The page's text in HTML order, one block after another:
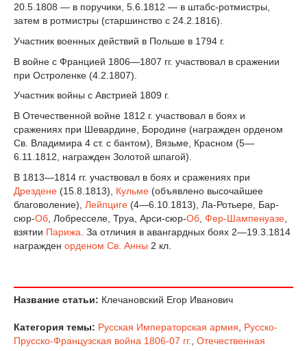
20.5.1808 — в поручики, 5.6.1812 — в штабс-ротмистры,
затем в ротмистры (старшинство с 24.2.1816).
Участник военных действий в Польше в 1794 г.
В войне с Францией 1806—1807 гг. участвовал в сражении
при Остроленке (4.2.1807).
Участник войны с Австрией 1809 г.
В Отечественной войне 1812 г. участвовал в боях и
сражениях при Шевардине, Бородине (награжден орденом
Св. Владимира 4 ст. с бантом), Вязьме, Красном (5—
6.11.1812, награжден Золотой шпагой).
В 1813—1814 гг. участвовал в боях и сражениях при
Дрездене (15.8.1813), Кульме (объявлено высочайшее
благоволение), Лейпциге (4—6.10.1813), Ла-Ротьере, Бар-
сюр-Об , Лобресселе, Труа, Арси-сюр-Об Фер-Шампенуазе
взятии Парижа . За отличия в авангардных боях 2—19.3.1814
награжден орденом Св. Анны 2 кл.
Название статьи: Клечановский Егор Иванович
Категория темы: Русская Императорская армия
Русско-
Прусско-Французская война 1806-07 гг.
Отечественная